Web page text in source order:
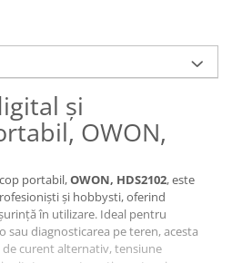
și
OWON,
portabil,OWON, HDS2102, este
și hobbysti, oferind
în utilizare. Ideal pentru
diagnosticarea pe teren, acesta
curent alternativ, tensiune